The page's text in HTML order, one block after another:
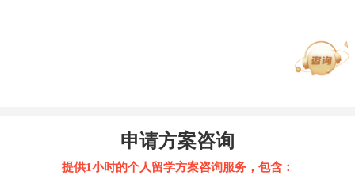
申请方案咨询
提供1小时的个人留学方案咨询服务，包含：